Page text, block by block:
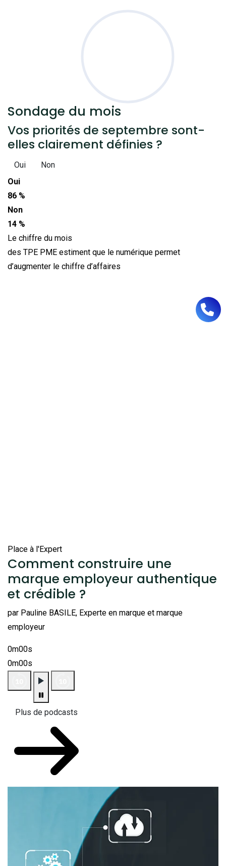
Sondage du mois
Vos priorités de septembre sont-
elles clairement définies ?
Oui
Non
Oui
86 %
Non
14 %
Le chiffre du mois
des TPE PME estiment que le numérique permet
d’augmenter le chiffre d’affaires
Place à l'Expert
Comment construire une
marque employeur authentique
et crédible ?
par Pauline BASILE, Experte en marque et marque
employeur
0m00s
0m00s
Plus de podcasts